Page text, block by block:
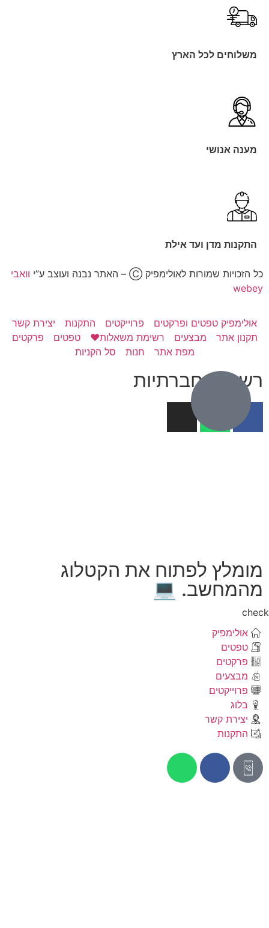
רשתות חברתיות
משלוחים לכל הארץ
מענה אנושי
התקנות מדן ועד אילת
כל הזכויות שמורות לאולימפיק Ⓒ – האתר נבנה ועוצב ע”י
וואבי
webey
אולימפיק טפטים ופרקטים פרוייקטים התקנות
יצירת קשר
תקנון אתר
מבצעים רשימת משאלות❤️ טפטים
פרקטים
מפת אתר
חנות סל הקניות
מומלץ לפתוח את הקטלוג
מהמחשב. 💻
אולימפיק
טפטים
פרקטים
מבצעים
פרוייקטים
בלוג
יצירת קשר
התקנות